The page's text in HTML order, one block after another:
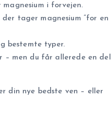
i forvejen.
der tager magnesium “for en
bestemte typer.
– men du får allerede en del
din nye bedste ven – eller